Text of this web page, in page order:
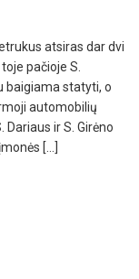
atsiras dar dvi
pačioje S.
baigiama statyti, o
automobilių
ir S. Girėno
[…]